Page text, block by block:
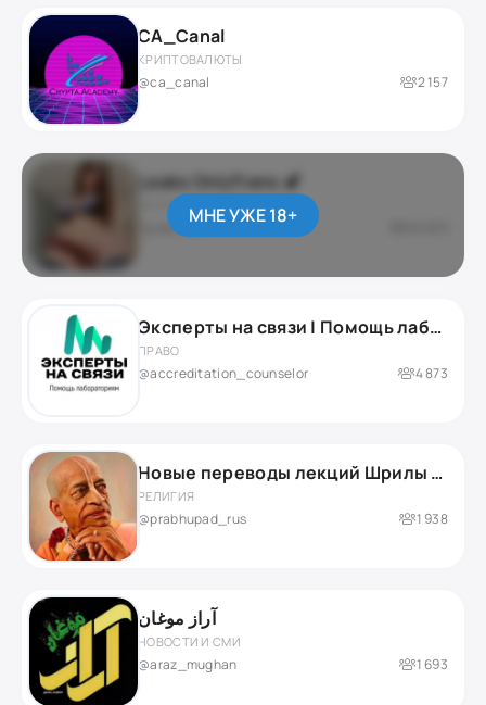
CA_Canal
КРИПТОВАЛЮТЫ
@ca_canal 2 157
Leaks OnlyTrans 🍆
ЭРОТИКА 18+
приватный
МНЕ УЖЕ 18+
Эксперты на связи | Помощь лабораториям
ПРАВО
@accreditation_counselor 4 873
Новые переводы лекций Шрилы Прабхупады
РЕЛИГИЯ
@prabhupad_rus 1 938
آراز موغان
НОВОСТИ И СМИ
@araz_mughan 1 693